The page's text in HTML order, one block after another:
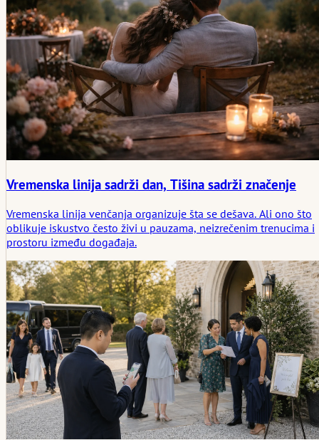
Vremenska linija sadrži dan, Tišina sadrži značenje
Vremenska linija venčanja organizuje šta se dešava. Ali ono što
oblikuje iskustvo često živi u pauzama, neizrečenim trenucima i
prostoru između događaja.